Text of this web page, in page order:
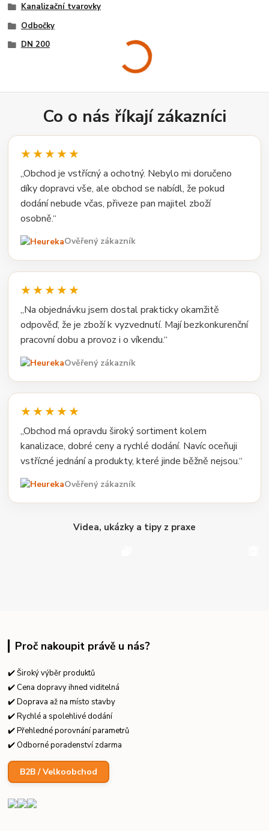
Kanalizační tvarovky
Odbočky
DN 200
Co o nás říkají zákazníci
★★★★★
„Obchod je vstřícný a ochotný. Nebylo mi doručeno
díky dopravci vše, ale obchod se nabídl, že pokud
dodání nebude včas, přiveze pan majitel zboží
osobně.“
Ověřený zákazník
★★★★★
„Na objednávku jsem dostal prakticky okamžitě
odpověď, že je zboží k vyzvednutí. Mají bezkonkurenční
pracovní dobu a provoz i o víkendu.“
Ověřený zákazník
★★★★★
„Obchod má opravdu široký sortiment kolem
kanalizace, dobré ceny a rychlé dodání. Navíc oceňuji
vstřícné jednání a produkty, které jinde běžně nejsou.“
Ověřený zákazník
Videa, ukázky a tipy z praxe
Proč nakoupit právě u nás?
✔️ Široký výběr produktů
✔️ Cena dopravy ihned viditelná
✔️ Doprava až na místo stavby
✔️ Rychlé a spolehlivé dodání
✔️ Přehledné porovnání parametrů
✔️ Odborné poradenství zdarma
B2B / Velkoobchod